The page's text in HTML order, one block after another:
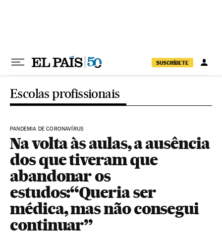
SUSCRÍBETE
Escolas profissionais
PANDEMIA DE CORONAVÍRUS
Na volta às aulas, a ausência
dos que tiveram que
abandonar os
estudos:“Queria ser
médica, mas não consegui
continuar”